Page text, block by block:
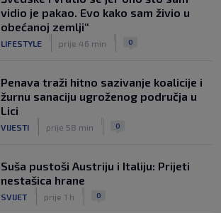
vidio je pakao. Evo kako sam živio u
obećanoj zemlji“
LIFESTYLE prije 46 min 0
Penava traži hitno sazivanje koalicije i
žurnu sanaciju ugroženog područja u
Lici
VIJESTI prije 58 min 0
Suša pustoši Austriju i Italiju: Prijeti
nestašica hrane
SVIJET prije 1 h 0